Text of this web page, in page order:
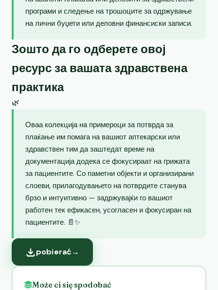
програми и следење на трошоците за одржување
на лични буџети или деловни финансиски записи.
Зошто да го одберете овој
ресурс за вашата здравствена
практика
🌿
Оваа колекција на примероци за потврда за
плаќање им помага на вашиот аптекарски или
здравствен тим да заштедат време на
документација додека се фокусираат на грижата
за пациентите. Со паметни објекти и организирани
слоеви, прилагодувањето на потврдите станува
брзо и интуитивно — задржувајќи го вашиот
работен тек ефикасен, усогласен и фокусиран на
пациентите. 📄✨
pobierać→
Może ci się spodobać